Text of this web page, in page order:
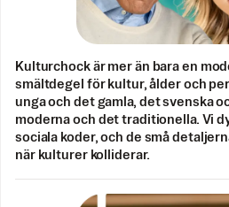
Kulturchock är mer än bara en
smältdegel för kultur, ålder och
unga och det gamla, det svenska
moderna och det traditionella. Vi
sociala koder, och de små
när kulturer kolliderar.